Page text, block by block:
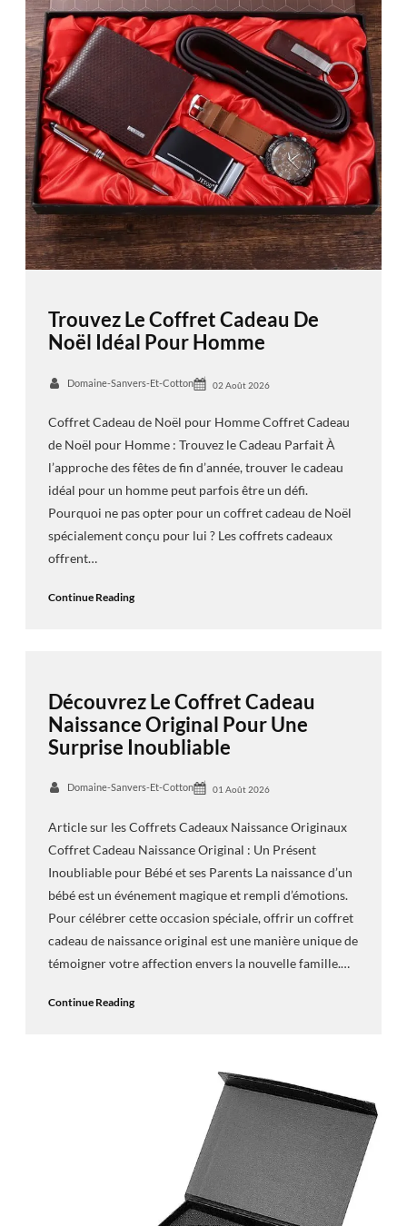
Trouvez Le Coffret Cadeau De
Noël Idéal Pour Homme
Domaine-Sanvers-Et-Cotton 02 Août 2026
Coffret Cadeau de Noël pour Homme Coffret Cadeau
de Noël pour Homme : Trouvez le Cadeau Parfait À
l’approche des fêtes de fin d’année, trouver le cadeau
idéal pour un homme peut parfois être un défi.
Pourquoi ne pas opter pour un coffret cadeau de Noël
spécialement conçu pour lui ? Les coffrets cadeaux
offrent…
Continue Reading
Découvrez Le Coffret Cadeau
Naissance Original Pour Une
Surprise Inoubliable
Domaine-Sanvers-Et-Cotton 01 Août 2026
Article sur les Coffrets Cadeaux Naissance Originaux
Coffret Cadeau Naissance Original : Un Présent
Inoubliable pour Bébé et ses Parents La naissance d’un
bébé est un événement magique et rempli d’émotions.
Pour célébrer cette occasion spéciale, offrir un coffret
cadeau de naissance original est une manière unique de
témoigner votre affection envers la nouvelle famille.…
Continue Reading